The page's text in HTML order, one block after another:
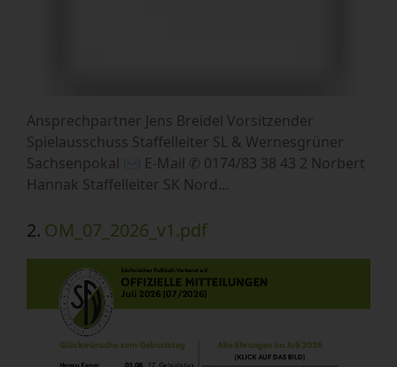
Ansprechpartner Jens Breidel Vorsitzender
Spielausschuss Staffelleiter SL & Wernesgrüner
Sachsenpokal ✉ E-Mail ✆ 0174/83 38 43 2 Norbert
Hannak Staffelleiter SK Nord…
2. OM_07_2026_v1.pdf